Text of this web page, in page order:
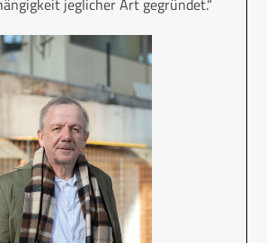
jeglicher Art gegründet.“